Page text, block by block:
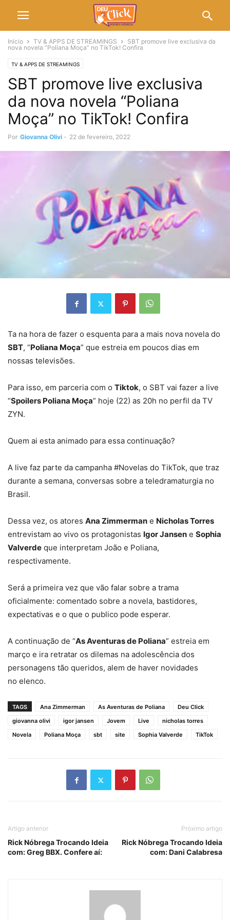
Início TV & APPS DE STREAMINGS
SBT promove live exclusiva da
nova novela “Poliana Moça” no TikTok! Confira
TV & APPS DE STREAMINGS
SBT promove live exclusiva
da nova novela “Poliana
Moça” no TikTok! Confira
Por Giovanna Olivi - 22 de fevereiro, 2022
Ta na hora de fazer o esquenta para a mais nova novela do
SBT, “Poliana Moça” que estreia em poucos dias em
nossas televisões.
Para isso, em parceria com o Tiktok, o SBT vai fazer a live
“Spoilers Poliana Moça” hoje (22) as 20h no perfil da TV
ZYN.
Quem ai esta animado para essa continuação?
A live faz parte da campanha #Novelas do TikTok, que traz
durante a semana, conversas sobre a teledramaturgia no
Brasil.
Dessa vez, os atores Ana Zimmerman e Nicholas Torres
entrevistam ao vivo os protagonistas Igor Jansen e Sophia
Valverde que interpretam João e Poliana,
respectivamente.
Será a primeira vez que vão falar sobre a trama
oficialmente: comentado sobre a novela, bastidores,
expectativas e o que o publico pode esperar.
A continuação de “As Aventuras de Poliana” estreia em
março e ira retratar os dilemas na adolescência dos
personagens tão queridos, alem de haver novidades
no elenco.
TAGS Ana Zimmerman As Aventuras de Poliana
Deu Click
giovanna olivi
igor jansen Jovem Live
nicholas torres
Novela
Poliana Moça sbt site Sophia Valverde TikTok
Artigo anterior
Rick Nóbrega Trocando Ideia
com: Greg BBX. Confere aí:
Próximo artigo
Rick Nóbrega Trocando Ideia
com: Dani Calabresa